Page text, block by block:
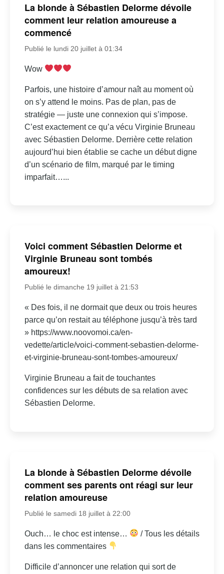
La blonde à Sébastien Delorme dévoile
comment leur relation amoureuse a
commencé
Publié le lundi 20 juillet à 01:34
Wow
Parfois, une histoire d’amour naît au moment où
on s’y attend le moins. Pas de plan, pas de
stratégie — juste une connexion qui s’impose.
C’est exactement ce qu’a vécu Virginie Bruneau
avec Sébastien Delorme. Derrière cette relation
aujourd’hui bien établie se cache un début digne
d’un scénario de film, marqué par le timing
imparfait…...
Voici comment Sébastien Delorme et
Virginie Bruneau sont tombés
amoureux!
Publié le dimanche 19 juillet à 21:53
« Des fois, il ne dormait que deux ou trois heures
parce qu’on restait au téléphone jusqu’à très tard
» https://www.noovomoi.ca/en-
vedette/article/voici-comment-sebastien-delorme-
et-virginie-bruneau-sont-tombes-amoureux/
Virginie Bruneau a fait de touchantes
confidences sur les débuts de sa relation avec
Sébastien Delorme.
La blonde à Sébastien Delorme dévoile
comment ses parents ont réagi sur leur
relation amoureuse
Publié le samedi 18 juillet à 22:00
Ouch… le choc est intense…
/ Tous les détails
dans les commentaires
Difficile d’annoncer une relation qui sort de